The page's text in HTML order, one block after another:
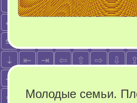
Молодые семьи.